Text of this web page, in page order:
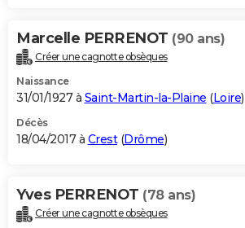
Marcelle PERRENOT (90 ans)
Créer une cagnotte obsèques
Naissance
31/01/1927 à Saint-Martin-la-Plaine (Loire)
Décès
18/04/2017 à Crest(Drôme)
Yves PERRENOT (78 ans)
Créer une cagnotte obsèques